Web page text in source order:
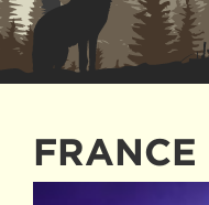
FRANCE